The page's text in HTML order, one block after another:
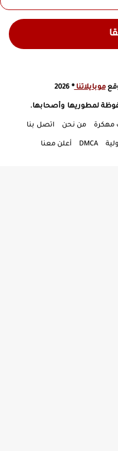
موبايلاتنا® 2026
لمطوريها وأصحابها.
مهكرة من نحن اتصل بنا
DMCA أعلن معنا